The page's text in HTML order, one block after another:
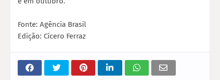
Fonte: Agência Brasil
Edição: Cícero Ferraz